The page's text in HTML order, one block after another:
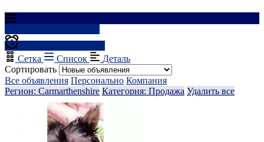
Сетка
Список
Деталь
Сортировать
Все объявления Персонально Компания
Регион: Carmarthenshire Категория: Продажа Удалить все